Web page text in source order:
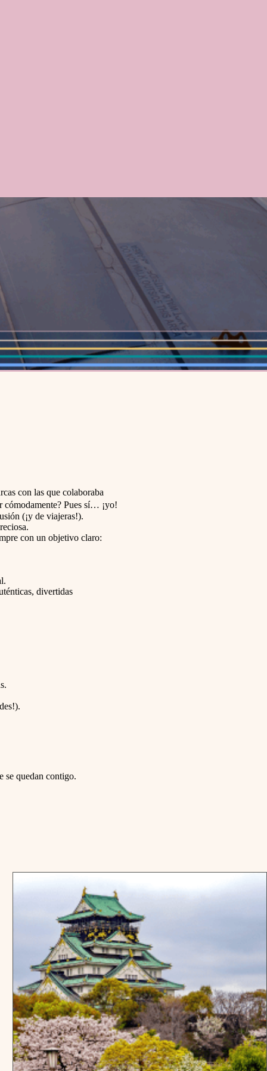
con las que colaboraba
cómodamente? Pues sí… ¡yo!
(¡y de viajeras!).
con un objetivo claro:
divertidas
se quedan contigo.